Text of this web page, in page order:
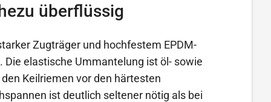
überflüssig
Zugträger und hochfestem EPDM-
elastische Ummantelung ist öl- sowie
Keilriemen vor den härtesten
ist deutlich seltener nötig als bei